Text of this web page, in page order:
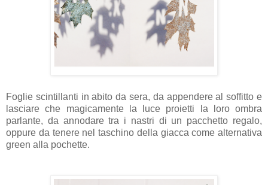
Foglie scintillanti in abito da sera, da appendere al soffitto e
lasciare che magicamente la luce proietti la loro ombra
parlante, da annodare tra i nastri di un pacchetto regalo,
oppure da tenere nel taschino della giacca come alternativa
green alla pochette.